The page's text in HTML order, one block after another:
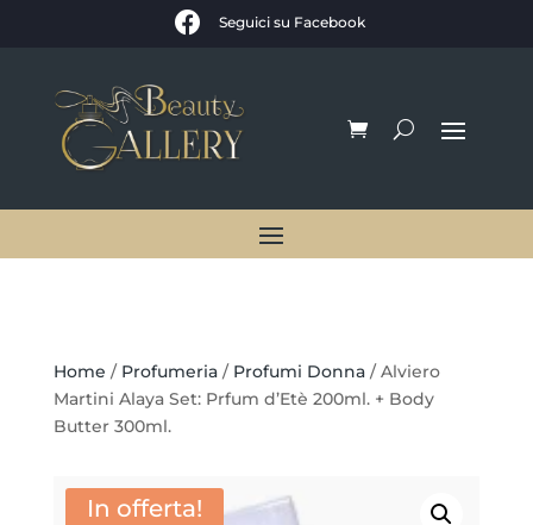
 Seguici su Facebook
Home / Profumeria/ Profumi Donna/ Alviero
Martini Alaya Set: Prfum d’Etè 200ml. + Body
Butter 300ml.
In offerta!